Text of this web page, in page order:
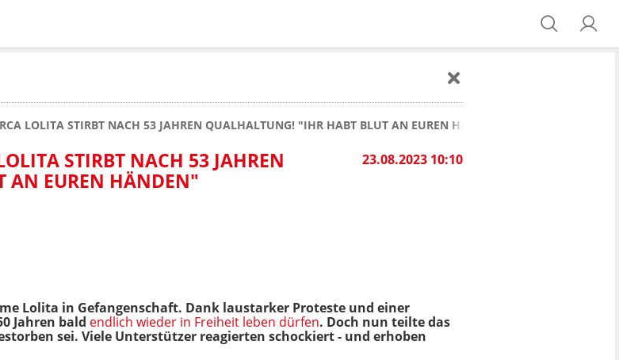
LOLITA STIRBT NACH 53 JAHREN QUALHALTUNG! "IHR HABT BLUT AN EUREN HÄNDEN"
23.08.2023 10:10
STIRBT NACH 53 JAHREN
AN EUREN HÄNDEN"
Lolita in Gefangenschaft. Dank laustarker Proteste und einer
Jahren bald endlich wieder in Freiheit leben dürfen. Doch nun teilte das
sei. Viele Unterstützer reagierten schockiert - und erhoben